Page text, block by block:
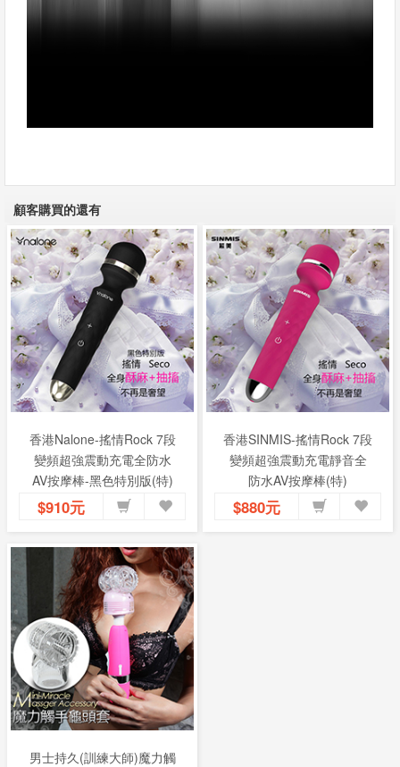
顧客購買的還有
香港Nalone-搖情Rock 7段
變頻超強震動充電全防水
AV按摩棒-黑色特別版(特)
$910元
香港SINMIS-搖情Rock 7段
變頻超強震動充電靜音全
防水AV按摩棒(特)
$880元
男士持久(訓練大師)魔力觸